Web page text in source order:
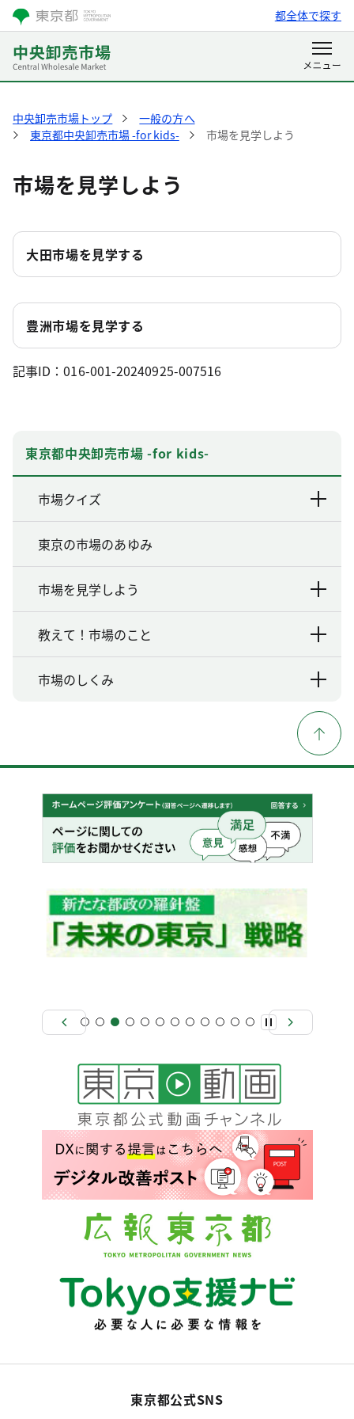
都全体で探す
中央卸売市場トップ
一般の方へ
東京都中央卸売市場 -for kids-
市場を見学しよう
市場を見学しよう
大田市場を見学する
豊洲市場を見学する
記事ID：016-001-20240925-007516
東京都中央卸売市場 -for kids-
市場クイズ
東京の市場のあゆみ
市場を見学しよう
教えて！市場のこと
市場のしくみ
東京都公式SNS